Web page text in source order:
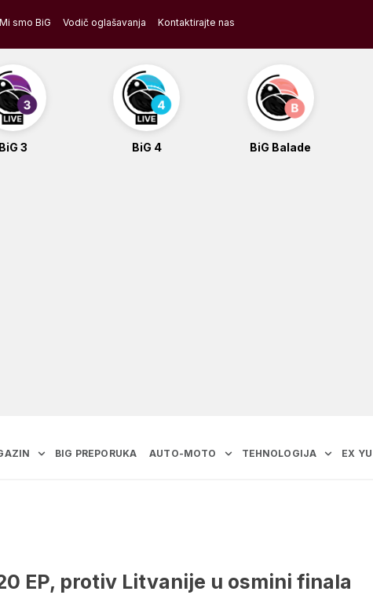
Mi smo BiG Vodič oglašavanja Kontaktirajte nas
BiG 3 BiG 4 BiG Balade
BIG PREPORUKA AUTO-MOTO TEHNOLOGIJA EX YU
EP, protiv Litvanije u osmini finala